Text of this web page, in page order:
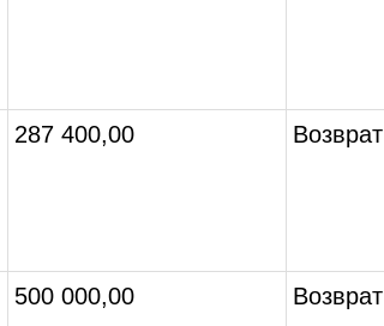
287 400,00 Возврат
500 000,00 Возврат